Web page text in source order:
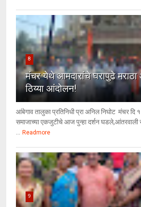
8
मंचर येथे आमदारांचे घरापुढे मराठा
ठिय्या आंदोलन!
आंबेगाव तालुका प्रतिनिधी प्रा अनिल निघोट मंचर दि
समाजाच्या एकजुटीचे आज पुन्हा दर्शन घडले,आंतरवाली
... Readmore
9